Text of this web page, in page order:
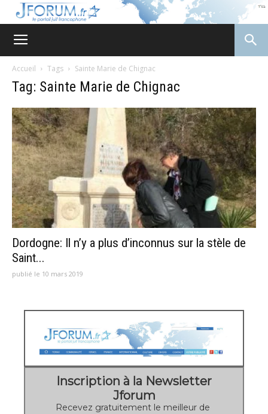
Accueil Tags Sainte Marie de Chignac
Tag: Sainte Marie de Chignac
Dordogne: Il n’y a plus d’inconnus sur la stèle de
Saint...
publié le 10 mars 2019
Inscription à la Newsletter
Jforum
Recevez gratuitement le meilleur de